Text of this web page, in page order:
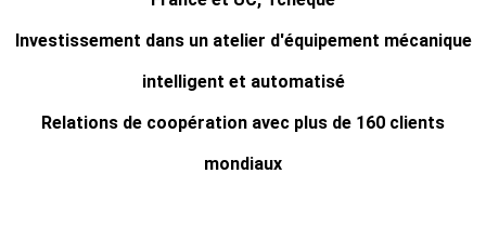
Investissement dans un atelier d'équipement mécanique
intelligent et automatisé
Relations de coopération avec plus de 160 clients
mondiaux